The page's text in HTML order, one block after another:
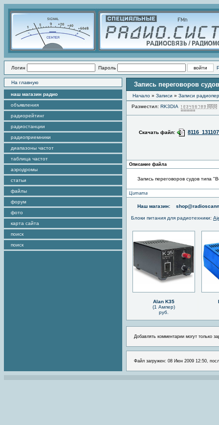
Логин Пароль
На главную
наш магазин радио
объявления
радиорейтинг
радиостанции
радиоприемники
диапазоны частот
таблица частот
аэродромы
статьи
файлы
форум
фото
карта сайта
поиск
поиск
Запись переговоров
Начало » Записи » Записи
Разместил: RK3DIA
Скачать файл:
Описание файла
Запись переговоров судов типа
Цитата
Наш магазин:
Блоки питания для радиотехники:
Alan K35
(1 Ампер)
руб.
Добавлять комментарии могут только
Файл загружен: 08 Июн 2009 12:50,